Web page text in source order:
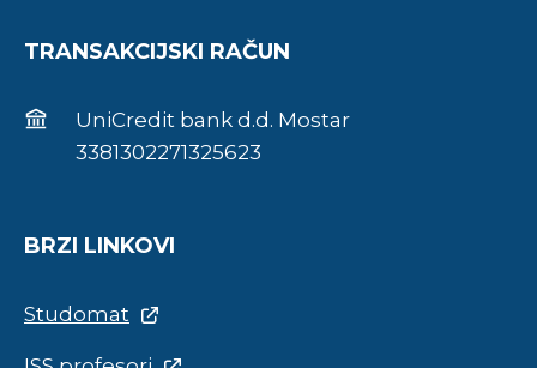
TRANSAKCIJSKI RAČUN
UniCredit bank d.d. Mostar
3381302271325623
BRZI LINKOVI
Studomat